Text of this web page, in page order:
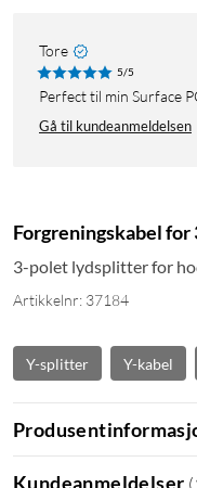
Tore
5/5
Perfect til min Surface
Gå til kundeanmeldelsen
Forgreningskabel
3-polet lydsplitter for
Artikkelnr: 37184
Y-splitter Y-kabel
Kundeanmeldelser (